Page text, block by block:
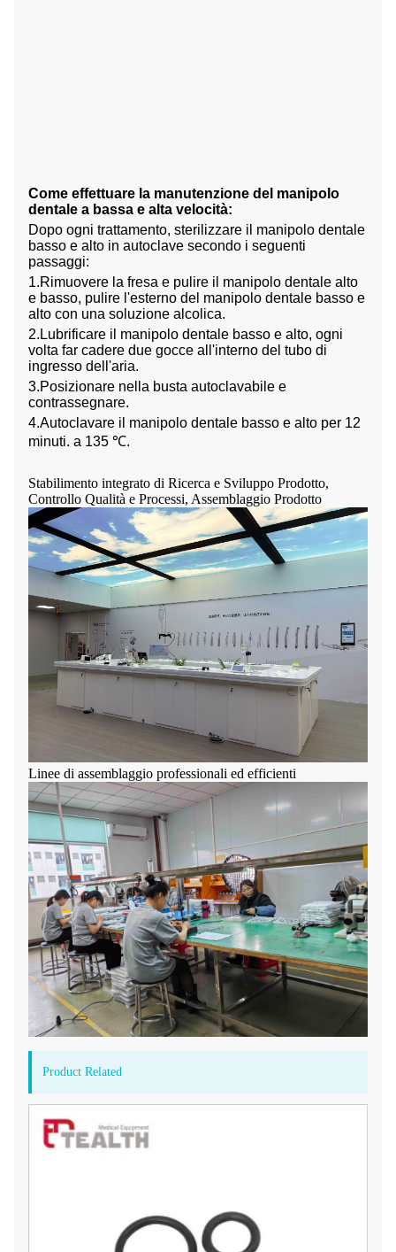
Come effettuare la manutenzione del manipolo
dentale a bassa e alta velocità:
Dopo ogni trattamento, sterilizzare il manipolo dentale
basso e alto in autoclave secondo i seguenti
passaggi:
1.Rimuovere la fresa e pulire il manipolo dentale alto
e basso, pulire l'esterno del manipolo dentale basso e
alto con una soluzione alcolica.
2.Lubrificare il manipolo dentale basso e alto, ogni
volta far cadere due gocce all'interno del tubo di
ingresso dell'aria.
3.Posizionare nella busta autoclavabile e
contrassegnare.
4.Autoclavare il manipolo dentale basso e alto per 12
minuti. a 135 ℃.
Stabilimento integrato di Ricerca e Sviluppo Prodotto,
Controllo Qualità e Processi, Assemblaggio Prodotto
Linee di assemblaggio professionali ed efficienti
Product Related